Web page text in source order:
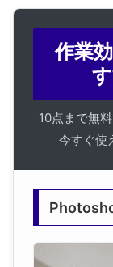
作業
10点まで無
今すぐ使